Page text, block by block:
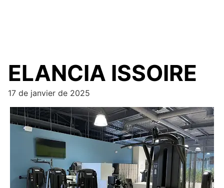
ELANCIA ISSOIRE
17 de janvier de 2025